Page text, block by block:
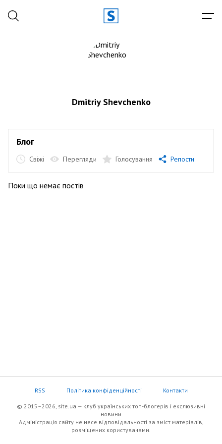
Dmitriy Shevchenko
Блог
Свіжі Перегляди Голосування Репости
Поки що немає постів
RSS Політика конфіденційності Контакти
© 2015–2026, site.ua — клуб українських топ-блогерів i екслюзивнi
новини
Адміністрація сайту не несе відповідальності за зміст матеріалів,
розміщених користувачами.